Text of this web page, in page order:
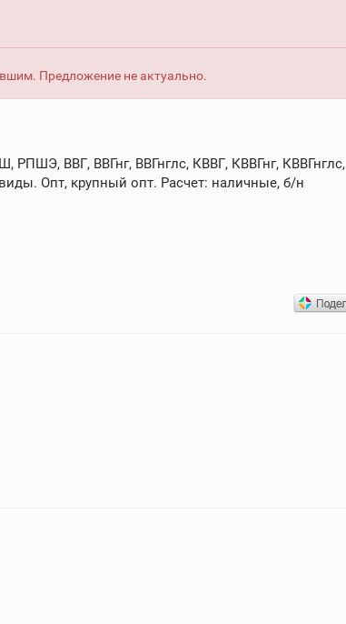
Предложение не актуально.
ВВГ, ВВГнг, ВВГнглс, КВВГ, КВВГнг, КВВГнглс,
Опт, крупный опт. Расчет: наличные, б/н